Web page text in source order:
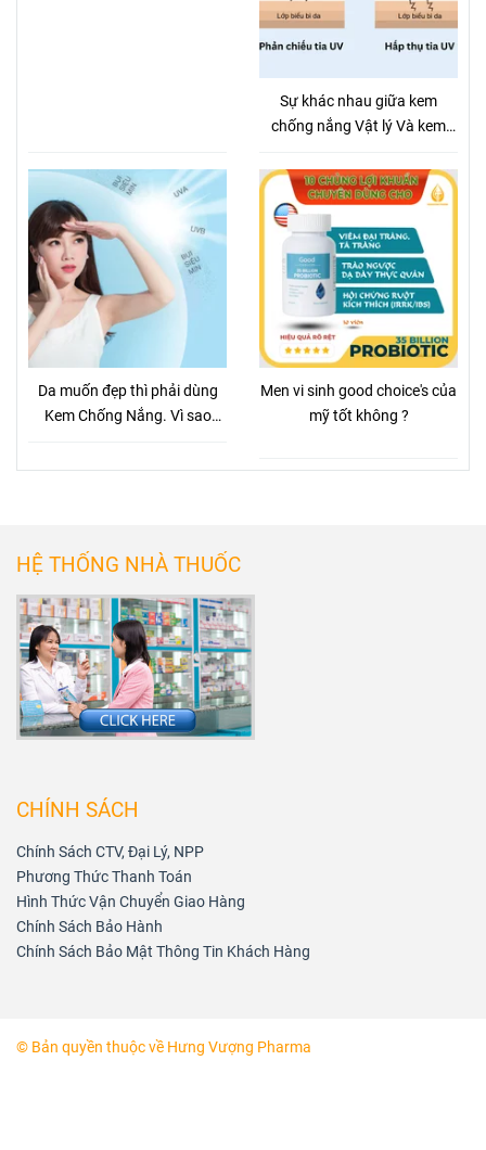
Sự khác nhau giữa kem
chống nắng Vật lý Và kem
Da muốn đẹp thì phải dùng
Kem Chống Nắng. Vì sao
Men vi sinh good choice's của
mỹ tốt không ?
HỆ THỐNG NHÀ THUỐC
CHÍNH SÁCH
Chính Sách CTV, Đại Lý, NPP
Phương Thức Thanh Toán
Hình Thức Vận Chuyển Giao Hàng
Chính Sách Bảo Hành
Chính Sách Bảo Mật Thông Tin Khách Hàng
© Bản quyền thuộc về Hưng Vượng Pharma